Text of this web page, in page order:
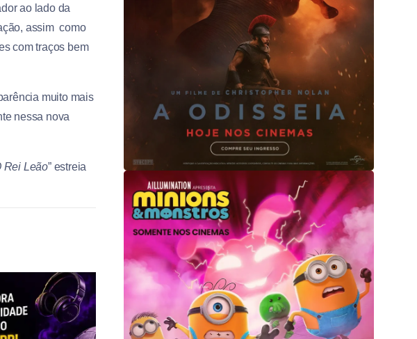
ao lado da
assim como
com traços bem
muito mais
nessa nova
Rei Leão” estreia